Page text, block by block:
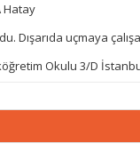
Hatay
Dışarıda uçmaya
Okulu 3/D